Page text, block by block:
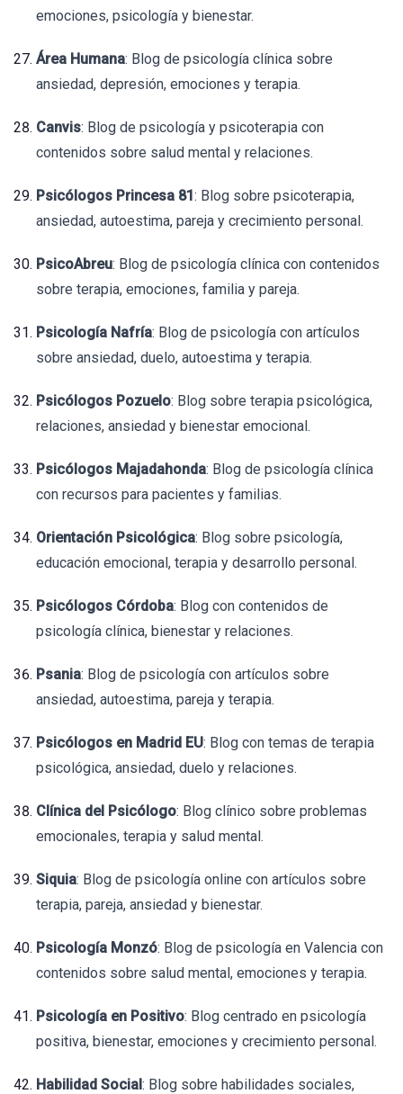
emociones, psicología y bienestar.
Área Humana: Blog de psicología clínica sobre
ansiedad, depresión, emociones y terapia.
Canvis: Blog de psicología y psicoterapia con
contenidos sobre salud mental y relaciones.
Psicólogos Princesa 81: Blog sobre psicoterapia,
ansiedad, autoestima, pareja y crecimiento personal.
PsicoAbreu: Blog de psicología clínica con contenidos
sobre terapia, emociones, familia y pareja.
Psicología Nafría: Blog de psicología con artículos
sobre ansiedad, duelo, autoestima y terapia.
Psicólogos Pozuelo: Blog sobre terapia psicológica,
relaciones, ansiedad y bienestar emocional.
Psicólogos Majadahonda: Blog de psicología clínica
con recursos para pacientes y familias.
Orientación Psicológica: Blog sobre psicología,
educación emocional, terapia y desarrollo personal.
Psicólogos Córdoba: Blog con contenidos de
psicología clínica, bienestar y relaciones.
Psania: Blog de psicología con artículos sobre
ansiedad, autoestima, pareja y terapia.
Psicólogos en Madrid EU: Blog con temas de terapia
psicológica, ansiedad, duelo y relaciones.
Clínica del Psicólogo: Blog clínico sobre problemas
emocionales, terapia y salud mental.
Siquia: Blog de psicología online con artículos sobre
terapia, pareja, ansiedad y bienestar.
Psicología Monzó: Blog de psicología en Valencia con
contenidos sobre salud mental, emociones y terapia.
Psicología en Positivo: Blog centrado en psicología
positiva, bienestar, emociones y crecimiento personal.
Habilidad Social: Blog sobre habilidades sociales,